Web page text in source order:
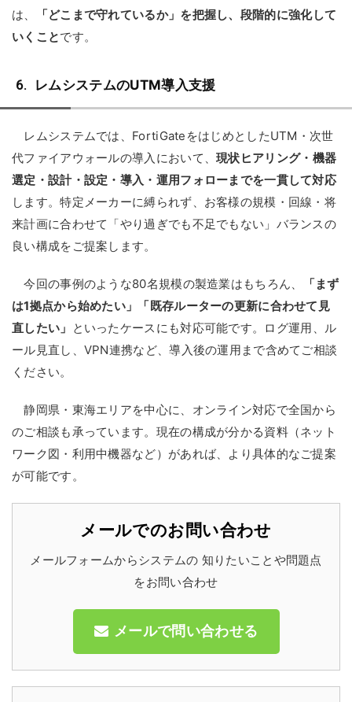
は、
「どこまで守れているか」を把握し、段階的に強化して
いくことです。
レムシステムのUTM導入支援
レムシステムでは、FortiGateをはじめとしたUTM・次世
代ファイアウォールの導入において、現状ヒアリング・機器
選定・設計・設定・導入・運用フォローまでを一貫して対応
します。特定メーカーに縛られず、お客様の規模・回線・将
来計画に合わせて「やり過ぎでも不足でもない」バランスの
良い構成をご提案します。
今回の事例のような80名規模の製造業はもちろん、
「まず
は1拠点から始めたい」「既存ルーターの更新に合わせて見
直したい」 といったケースにも対応可能です。ログ運用、ル
ール見直し、VPN連携など、導入後の運用まで含めてご相談
ください。
静岡県・東海エリアを中心に、オンライン対応で全国から
のご相談も承っています。現在の構成が分かる資料（ネット
ワーク図・利用中機器など）があれば、より具体的なご提案
が可能です。
メールでのお問い合わせ
メールフォームからシステムの 知りたいことや問題点
をお問い合わせ
メールで問い合わせる